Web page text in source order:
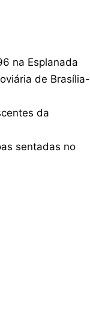
na Esplanada
de Brasília-
da
sentadas no